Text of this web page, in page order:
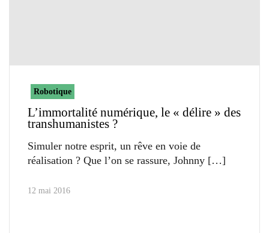
Robotique
L’immortalité numérique, le « délire » des
transhumanistes ?
Simuler notre esprit, un rêve en voie de
réalisation ? Que l’on se rassure, Johnny
12 mai 2016